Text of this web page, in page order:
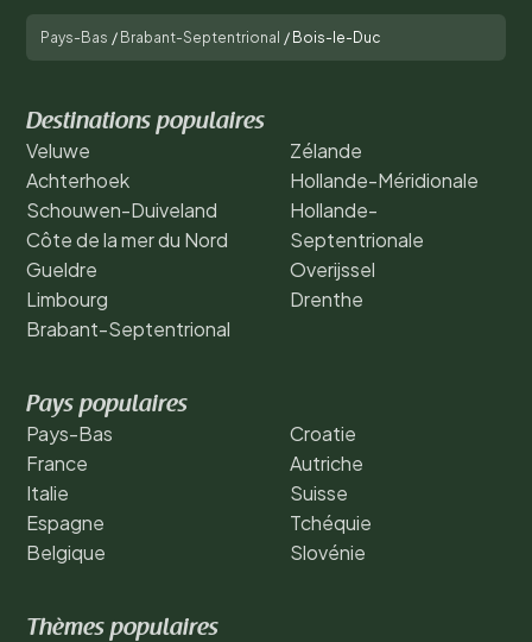
Pays-Bas / Brabant-Septentrional / Bois-le-Duc
Destinations populaires
Veluwe
Achterhoek
Schouwen-Duiveland
Côte de la mer du Nord
Gueldre
Limbourg
Brabant-Septentrional
Zélande
Hollande-Méridionale
Hollande-
Septentrionale
Overijssel
Drenthe
Pays populaires
Pays-Bas
France
Italie
Espagne
Belgique
Croatie
Autriche
Suisse
Tchéquie
Slovénie
Thèmes populaires